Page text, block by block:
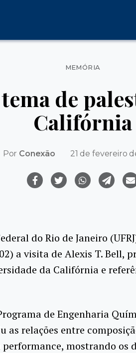
Categorias
MEMÓRIA
de
Califórnia
Por Conexão 21 de fevereiro
do Rio de Janeiro
a visita de Alexis T. Bell,
da Califórnia e
de Engenharia
as relações entre
mostrando os